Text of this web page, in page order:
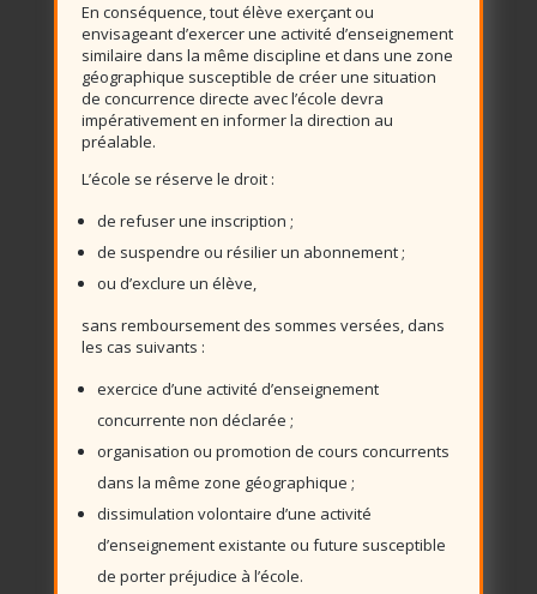
En conséquence, tout élève exerçant ou
envisageant d’exercer une activité d’enseignement
similaire dans la même discipline et dans une zone
géographique susceptible de créer une situation
de concurrence directe avec l’école devra
impérativement en informer la direction au
préalable.
L’école se réserve le droit :
de refuser une inscription ;
de suspendre ou résilier un abonnement ;
ou d’exclure un élève,
sans remboursement des sommes versées, dans
les cas suivants :
exercice d’une activité d’enseignement
concurrente non déclarée ;
organisation ou promotion de cours concurrents
dans la même zone géographique ;
dissimulation volontaire d’une activité
d’enseignement existante ou future susceptible
de porter préjudice à l’école.